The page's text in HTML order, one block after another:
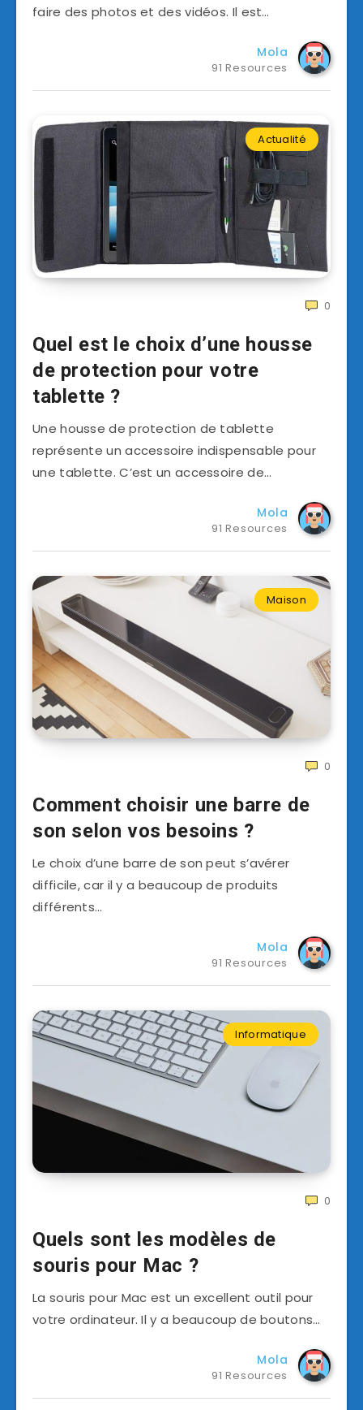
faire des photos et des vidéos. Il est…
Mola
91 Resources
Actualité
0
Quel est le choix d’une housse
de protection pour votre
tablette ?
Une housse de protection de tablette
représente un accessoire indispensable pour
une tablette. C’est un accessoire de…
Mola
91 Resources
Maison
0
Comment choisir une barre de
son selon vos besoins ?
Le choix d’une barre de son peut s’avérer
difficile, car il y a beaucoup de produits
différents…
Mola
91 Resources
Informatique
0
Quels sont les modèles de
souris pour Mac ?
La souris pour Mac est un excellent outil pour
votre ordinateur. Il y a beaucoup de boutons…
Mola
91 Resources